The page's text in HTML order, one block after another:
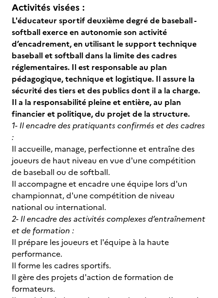
Activités visées :
L'éducateur sportif deuxième degré de baseball -
softball exerce en autonomie son activité
d’encadrement, en utilisant le support technique
baseball et softball dans la limite des cadres
réglementaires. Il est responsable au plan
pédagogique, technique et logistique. Il assure la
sécurité des tiers et des publics dont il a la charge.
Il a la responsabilité pleine et entière, au plan
financier et politique, du projet de la structure.
1- Il encadre des pratiquants confirmés et des cadres
:
Il accueille, manage, perfectionne et entraîne des
joueurs de haut niveau en vue d'une compétition
de baseball ou de softball.
Il accompagne et encadre une équipe lors d'un
championnat, d'une compétition de niveau
national ou international.
2- Il encadre des activités complexes d’entraînement
et de formation :
Il prépare les joueurs et l'équipe à la haute
performance.
Il forme les cadres sportifs.
Il gère des projets d'action de formation de
formateurs.